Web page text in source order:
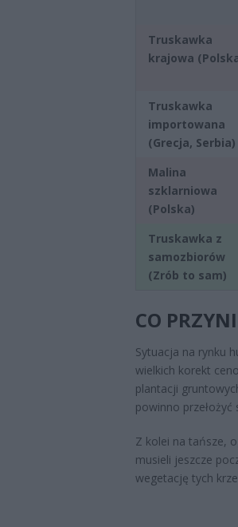
Truskawka
krajowa
Truskawka
importowana
(Grecja, Serbia)
Malina
szklarniowa
(Polska)
Truskawka z
samozbiorów
(Zrób to sam)
CO
Sytuacja na rynku
wielkich korekt
plantacji
powinno
Z kolei na tańsze,
musieli jeszcze
wegetację tych